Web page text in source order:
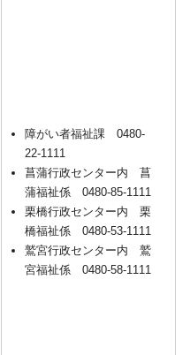
障がい者福祉課 0480-
22-1111
菖蒲行政センター内 菖
蒲福祉係 0480-85-1111
栗橋行政センター内 栗
橋福祉係 0480-53-1111
鷲宮行政センター内 鷲
宮福祉係 0480-58-1111